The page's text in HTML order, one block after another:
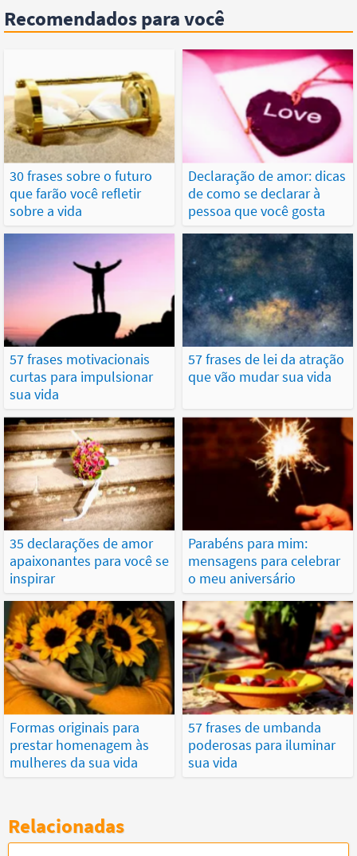
Recomendados para você
30 frases sobre o futuro
que farão você refletir
sobre a vida
Declaração de amor: dicas
de como se declarar à
pessoa que você gosta
57 frases motivacionais
curtas para impulsionar
sua vida
57 frases de lei da atração
que vão mudar sua vida
35 declarações de amor
apaixonantes para você se
inspirar
Parabéns para mim:
mensagens para celebrar
o meu aniversário
Formas originais para
prestar homenagem às
mulheres da sua vida
57 frases de umbanda
poderosas para iluminar
sua vida
Relacionadas